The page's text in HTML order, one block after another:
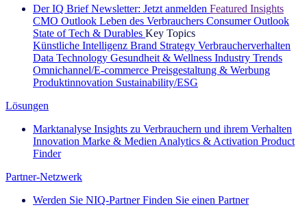
Der IQ Brief Newsletter: Jetzt anmelden Featured Insights
CMO Outlook Leben des Verbrauchers Consumer Outlook
State of Tech & Durables Key Topics
Künstliche Intelligenz Brand Strategy Verbraucherverhalten
Data Technology Gesundheit & Wellness Industry Trends
Omnichannel/E-commerce Preisgestaltung & Werbung
Produktinnovation Sustainability/ESG
Lösungen
Marktanalyse Insights zu Verbrauchern und ihrem Verhalten
Innovation Marke & Medien Analytics & Activation Product
Finder
Partner-Netzwerk
Werden Sie NIQ-Partner Finden Sie einen Partner